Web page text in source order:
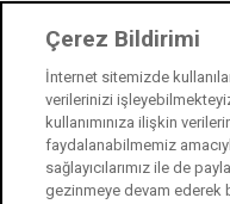
Çerez Bildirimi
İnternet sitemizde
verilerinizi
kullanımınıza ilişkin
faydalanabilmemiz
sağlayıcılarımız ile de
gezinmeye devam ederek